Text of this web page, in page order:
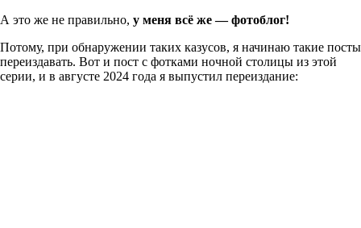
А это же не правильно, у меня всё же — фотоблог!
Потому, при обнаружении таких казусов, я начинаю такие посты
переиздавать. Вот и пост с фотками ночной столицы из этой
серии, и в августе 2024 года я выпустил переиздание: